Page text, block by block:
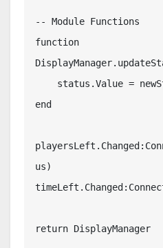
-- Module Functions
function
end
us)
return DisplayManager